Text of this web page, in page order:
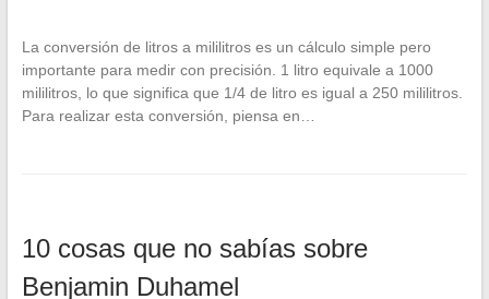
La conversión de litros a mililitros es un cálculo simple pero
importante para medir con precisión. 1 litro equivale a 1000
mililitros, lo que significa que 1/4 de litro es igual a 250 mililitros.
Para realizar esta conversión, piensa en…
10 cosas que no sabías sobre
Benjamin Duhamel